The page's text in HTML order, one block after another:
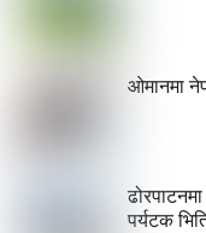
ओमानमा
पर्यटक